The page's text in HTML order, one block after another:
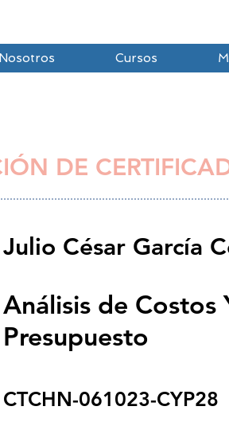
Nosotros Cursos
DE
Julio César García
Análisis de Costos
Presupuesto
CTCHN-061023-CYP28